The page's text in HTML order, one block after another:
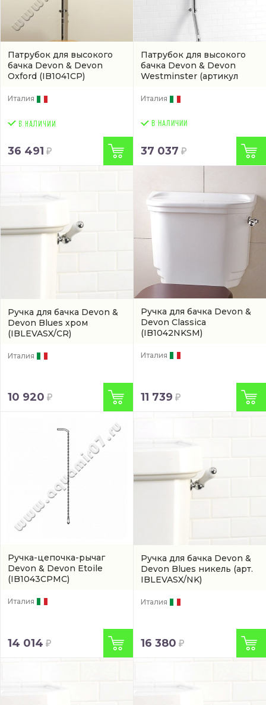
Патрубок для высокого
бачка Devon & Devon
Oxford (IB1041CP)
Италия
36 491
Патрубок для высокого
бачка Devon & Devon
Westminster (артикул
Италия
В НАЛИЧИИ
37 037
Ручка для бачка Devon &
Devon Blues хром
(IBLEVASX/CR)
Италия
10 920
Ручка для бачка Devon &
Devon Classica
(IB1042NKSM)
Италия
11 739
Ручка-цепочка-рычаг
Devon & Devon Etoile
(IB1043CPMC)
Италия
14 014
Ручка для бачка Devon &
Devon Blues никель (арт.
IBLEVASX/NK)
Италия
16 380